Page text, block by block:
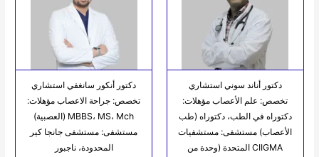
دكتور أناند سوني استشاري
تخصص: علم الأعصاب مؤهلات:
دكتوراه في الطب، دكتوراه (طب
الأعصاب) مستشفى: مستشفيات
CIIGMA المتحدة (وحدة من
دكتور أنكور سانغفي استشاري
تخصص: جراحة الاعصاب مؤهلات:
MBBS، MS، Mch (العصبية)
مستشفى: مستشفى جانجا كير
المحدودة، ناجبور